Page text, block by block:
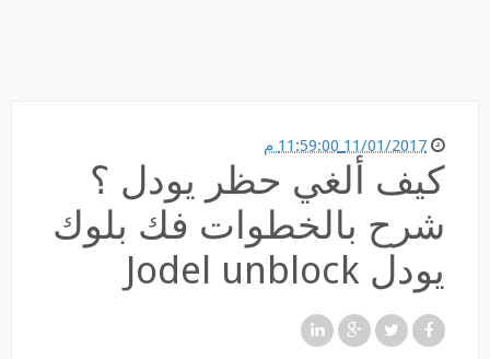
11/01/2017 11:59:00 م
كيف ألغي حظر يودل ؟
شرح بالخطوات فك بلوك
يودل Jodel unblock